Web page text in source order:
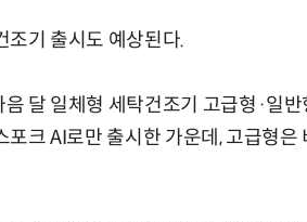
조기 출시도 예상된다.
달 일체형 세탁건조기 고급형·일반
크 AI로만 출시한 가운데, 고급형은